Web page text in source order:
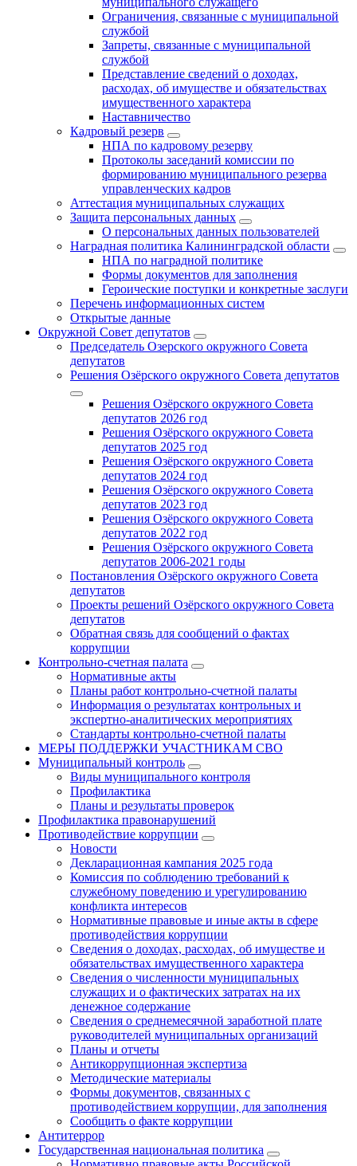
Ограничения, связанные с муниципальной
службой
Запреты, связанные с муниципальной
службой
Представление сведений о доходах,
расходах, об имуществе и обязательствах
имущественного характера
Наставничество
Кадровый резерв
НПА по кадровому резерву
Протоколы заседаний комиссии по
формированию муниципального резерва
управленческих кадров
Аттестация муниципальных служащих
Защита персональных данных
О персональных данных пользователей
Наградная политика Калининградской области
НПА по наградной политике
Формы документов для заполнения
Героические поступки и конкретные заслуги
Перечень информационных систем
Открытые данные
Окружной Совет депутатов
Председатель Озерского окружного Совета
депутатов
Решения Озёрского окружного Совета депутатов
Решения Озёрского окружного Совета
депутатов 2026 год
Решения Озёрского окружного Совета
депутатов 2025 год
Решения Озёрского окружного Совета
депутатов 2024 год
Решения Озёрского окружного Совета
депутатов 2023 год
Решения Озёрского окружного Совета
депутатов 2022 год
Решения Озёрского окружного Совета
депутатов 2006-2021 годы
Постановления Озёрского окружного Совета
депутатов
Проекты решений Озёрского окружного Совета
депутатов
Обратная связь для сообщений о фактах
коррупции
Контрольно-счетная палата
Нормативные акты
Планы работ контрольно-счетной палаты
Информация о результатах контрольных и
экспертно-аналитических мероприятиях
Стандарты контрольно-счетной палаты
МЕРЫ ПОДДЕРЖКИ УЧАСТНИКАМ СВО
Муниципальный контроль
Виды муниципального контроля
Профилактика
Планы и результаты проверок
Профилактика правонарушений
Противодействие коррупции
Новости
Декларационная кампания 2025 года
Комиссия по соблюдению требований к
служебному поведению и урегулированию
конфликта интересов
Нормативные правовые и иные акты в сфере
противодействия коррупции
Сведения о доходах, расходах, об имуществе и
обязательствах имущественного характера
Сведения о численности муниципальных
служащих и о фактических затратах на их
денежное содержание
Сведения о среднемесячной заработной плате
руководителей муниципальных организаций
Планы и отчеты
Антикоррупционная экспертиза
Методические материалы
Формы документов, связанных с
противодействием коррупции, для заполнения
Сообщить о факте коррупции
Антитеррор
Государственная национальная политика